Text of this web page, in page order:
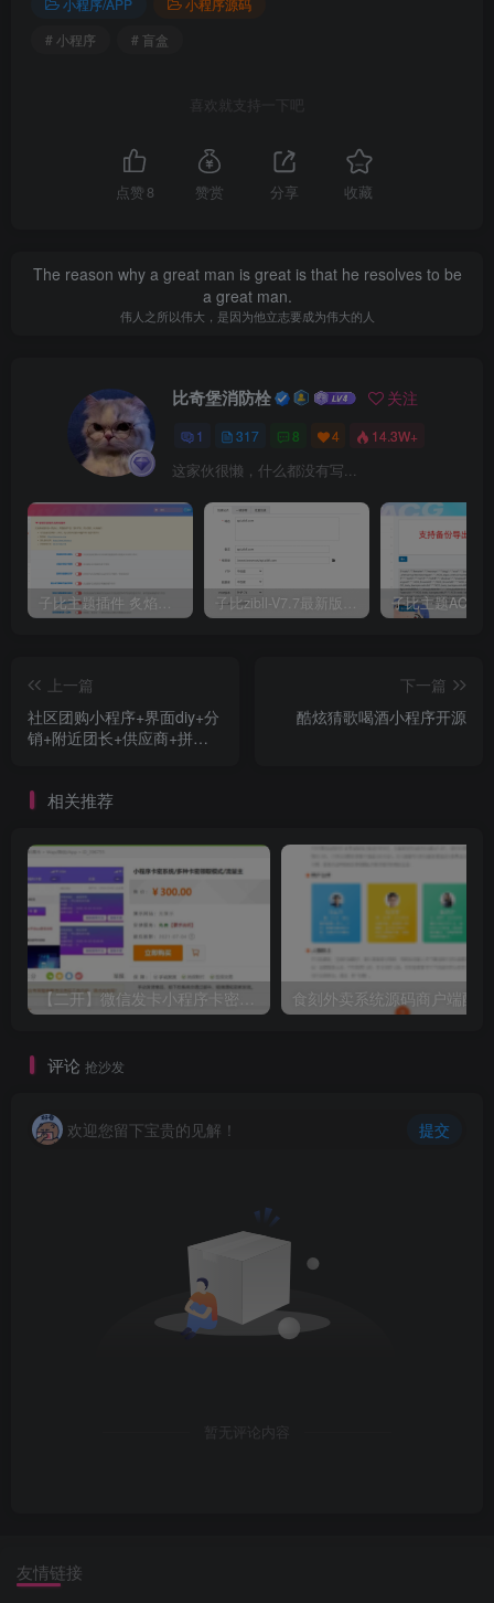
小程序/APP
小程序源码
# 小程序
# 盲盒
喜欢就支持一下吧
点赞 8 赞赏 分享 收藏
The reason why a great man is great is that he resolves to be
a great man.
伟人之所以伟大，是因为他立志要成为伟大的人
比奇堡消防栓 关注
1 317 8 4 14.3W+
这家伙很懒，什么都没有写...
子比主题插件 炙焰美化全开源插件V3.2版本 子比zibll-V7.7最新版完美破解授权教程
上一篇
社区团购小程序+界面diy+分
销+附近团长+供应商+拼团
下一篇
酷炫猜歌喝酒小程序开源
相关推荐
评论 抢沙发
欢迎您留下宝贵的见解！ 提交
暂无评论内容
友情链接